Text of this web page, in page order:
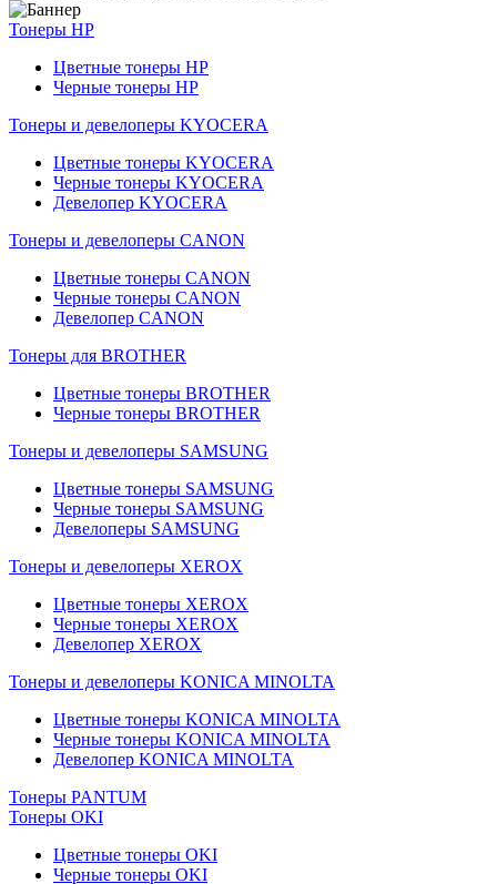
Тонеры HP
Цветные тонеры HP
Черные тонеры HP
Тонеры и девелоперы KYOCERA
Цветные тонеры KYOCERA
Черные тонеры KYOCERA
Девелопер KYOCERA
Тонеры и девелоперы CANON
Цветные тонеры CANON
Черные тонеры CANON
Девелопер CANON
Тонеры для BROTHER
Цветные тонеры BROTHER
Черные тонеры BROTHER
Тонеры и девелоперы SAMSUNG
Цветные тонеры SAMSUNG
Черные тонеры SAMSUNG
Девелоперы SAMSUNG
Тонеры и девелоперы XEROX
Цветные тонеры XEROX
Черные тонеры XEROX
Девелопер XEROX
Тонеры и девелоперы KONICA MINOLTA
Цветные тонеры KONICA MINOLTA
Черные тонеры KONICA MINOLTA
Девелопер KONICA MINOLTA
Тонеры PANTUM
Тонеры OKI
Цветные тонеры OKI
Черные тонеры OKI